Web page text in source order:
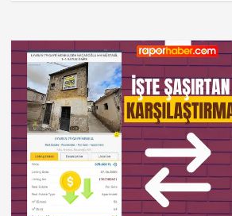
Türkiye Haritalı Köy Gezi Rehberi
Haziran 30, 2026